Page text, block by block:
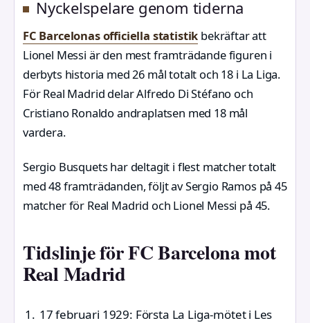
Nyckelspelare genom tiderna
FC Barcelonas officiella statistik bekräftar att
Lionel Messi är den mest framträdande figuren i
derbyts historia med 26 mål totalt och 18 i La Liga.
För Real Madrid delar Alfredo Di Stéfano och
Cristiano Ronaldo andraplatsen med 18 mål
vardera.
Sergio Busquets har deltagit i flest matcher totalt
med 48 framträdanden, följt av Sergio Ramos på 45
matcher för Real Madrid och Lionel Messi på 45.
Tidslinje för FC Barcelona mot
Real Madrid
17 februari 1929: Första La Liga-mötet i Les